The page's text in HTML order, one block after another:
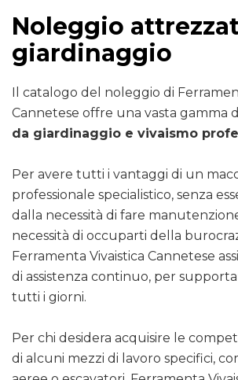
Noleggio
giardinaggio
Il catalogo del noleggio di
Cannetese offre una vasta gamma
da giardinaggio e vivaismo
Per avere tutti i vantaggi di un
professionale specialistico, senza
dalla necessità di fare
necessità di occuparti della
Ferramenta Vivaistica Cannetese
di assistenza continuo, per
tutti i giorni.
Per chi desidera acquisire le
di alcuni mezzi di lavoro specifici,